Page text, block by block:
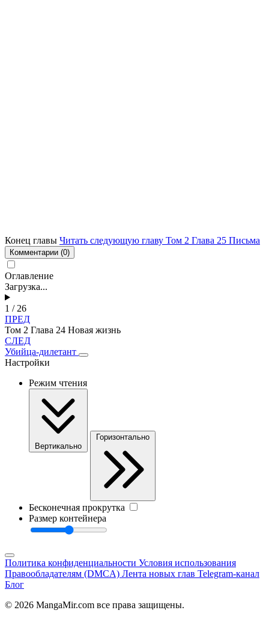
Конец главы Читать следующую главу Том 2 Глава 25 Письма
Комментарии (0)
Оглавление
Загрузка...
1 / 26
ПРЕД
Том 2 Глава 24 Новая жизнь
СЛЕД
Убийца-дилетант
Настройки
Режим чтения
Вертикально
Горизонтально
Бесконечная прокрутка
Размер контейнера
Политика конфиденциальности Условия использования
Правообладателям (DMCA) Лента новых глав Telegram-канал
Блог
© 2026 MangaMir.com все права защищены.